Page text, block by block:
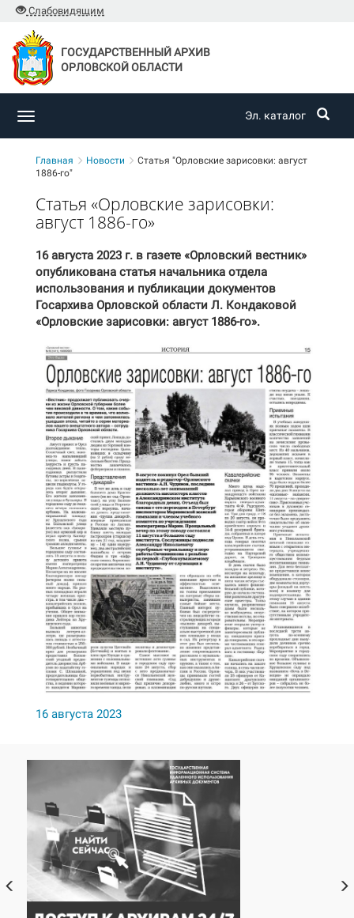
Слабовидящим
ГОСУДАРСТВЕННЫЙ АРХИВ
ОРЛОВСКОЙ ОБЛАСТИ
Toggle
Эл. каталог
Главная Новости
Статья "Орловские зарисовки: август
1886-го"
Статья «Орловские зарисовки:
август 1886-го»
16 августа 2023 г. в газете «Орловский вестник»
опубликована статья начальника отдела
использования и публикации документов
Госархива Орловской области Л. Кондаковой
«Орловские зарисовки: август 1886-го».
16 августа 2023